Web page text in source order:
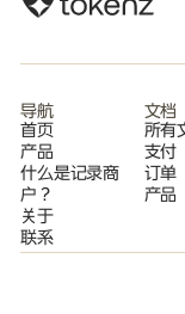
导航
首页
产品
什么是记录商
户？
关于
联系
文档
所有
支付
订单
产品